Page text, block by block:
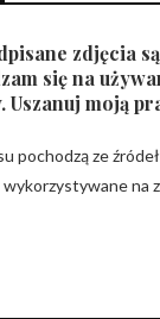
zdjęcia
się na
moją
pochodzą ze
na